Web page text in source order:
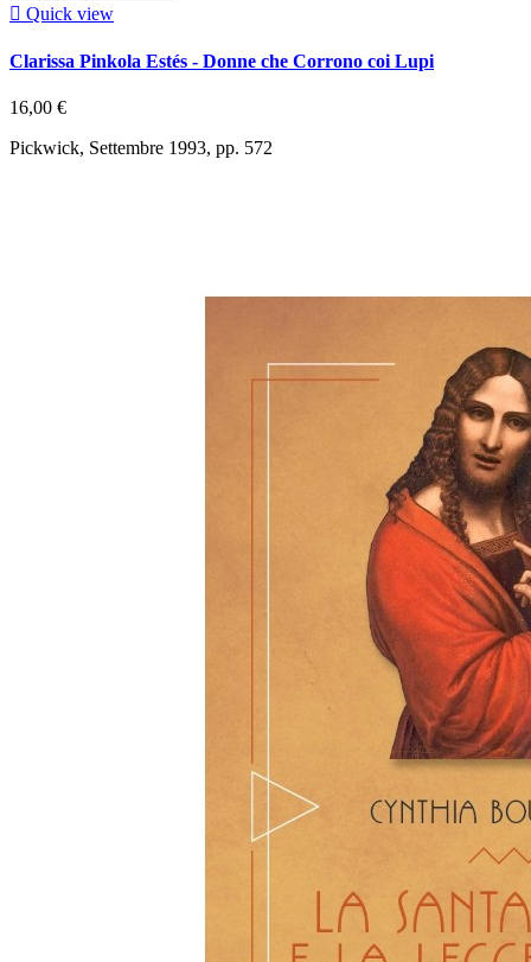
 Quick view
Clarissa Pinkola Estés - Donne che Corrono coi Lupi
16,00 €
Pickwick, Settembre 1993, pp. 572